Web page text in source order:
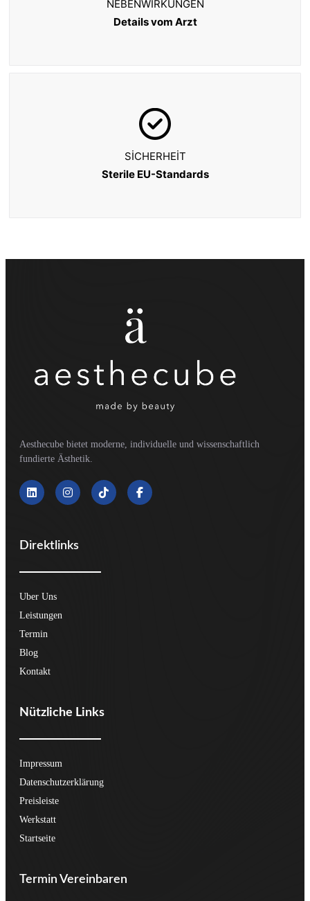
NEBENWIRKUNGEN
Details vom Arzt
SICHERHEIT
Sterile EU-Standards
Aesthecube bietet moderne, individuelle und wissenschaftlich
fundierte Ästhetik.
Direktlinks
Uber Uns
Leistungen
Termin
Blog
Kontakt
Nützliche Links
Impressum
Datenschutzerklärung
Preisleiste
Werkstatt
Startseite
Termin Vereinbaren